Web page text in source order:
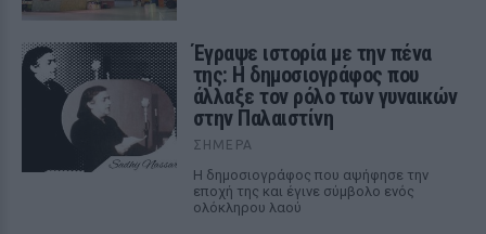
Έγραψε ιστορία με την πένα
της: Η δημοσιογράφος που
άλλαξε τον ρόλο των γυναικών
στην Παλαιστίνη
ΣΉΜΕΡΑ
Η δημοσιογράφος που αψήφησε την
εποχή της και έγινε σύμβολο ενός
ολόκληρου λαού